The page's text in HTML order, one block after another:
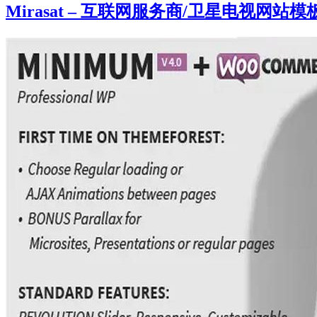
Mirasat – 互联网服务商/卫星电视网站模